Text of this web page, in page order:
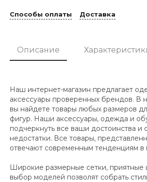
Способы оплаты Доставка
Описание
Наш интернет-магазин предлагает
аксессуары проверенных брендов. В
вы найдете товары любых размеров
фигур. Наши аксессуары, одежда и
подчеркнуть все ваши достоинства и
недостатки. Все товары,
отвечают современным тенденциям
Широкие размерные сетки,
выбор моделей позволят собрать